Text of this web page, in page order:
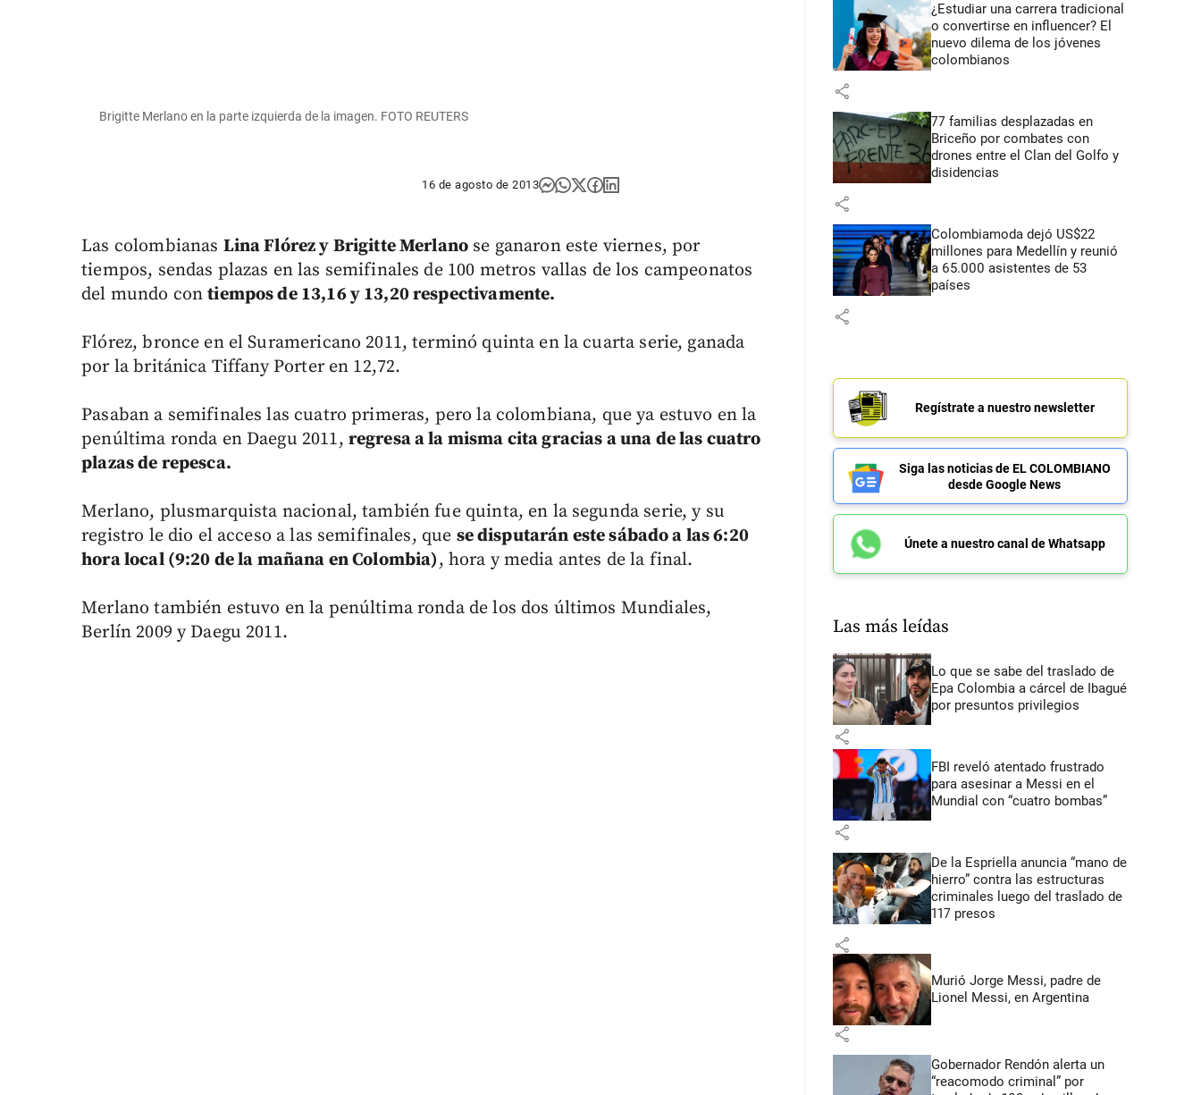
Brigitte Merlano en la parte izquierda de la imagen. FOTO REUTERS
16 de agosto de 2013
Las colombianas Lina Flórez y Brigitte Merlano se ganaron este viernes, por
tiempos, sendas plazas en las semifinales de 100 metros vallas de los campeonatos
del mundo contiempos de 13,16 y 13,20 respectivamente.
Flórez, bronce en el Suramericano 2011, terminó quinta en la cuarta serie, ganada
por la británica Tiffany Porter en 12,72.
Pasaban a semifinales las cuatro primeras, pero la colombiana, que ya estuvo en la
penúltima ronda en Daegu 2011, regresa a la misma cita gracias a una de las cuatro
plazas de repesca.
Merlano, plusmarquista nacional, también fue quinta, en la segunda serie, y su
registro le dio el acceso a las semifinales, que se disputarán este sábado a las 6:20
hora local (9:20 de la mañana en Colombia), hora y media antes de la final.
Merlano también estuvo en la penúltima ronda de los dos últimos Mundiales,
Berlín 2009 y Daegu 2011.
¿Estudiar una carrera tradicional
o convertirse en influencer? El
nuevo dilema de los jóvenes
colombianos
share
77 familias desplazadas en
Briceño por combates con
drones entre el Clan del Golfo y
disidencias
share
Colombiamoda dejó US$22
millones para Medellín y reunió
a 65.000 asistentes de 53
países
share
Regístrate a nuestro newsletter
Siga las noticias de EL COLOMBIANO
desde Google News
Únete a nuestro canal de Whatsapp
Las más leídas
Lo que se sabe del traslado de
Epa Colombia a cárcel de Ibagué
por presuntos privilegios
share
FBI reveló atentado frustrado
para asesinar a Messi en el
Mundial con “cuatro bombas”
share
De la Espriella anuncia “mano de
hierro” contra las estructuras
criminales luego del traslado de
117 presos
share
Murió Jorge Messi, padre de
Lionel Messi, en Argentina
share
Gobernador Rendón alerta un
“reacomodo criminal” por